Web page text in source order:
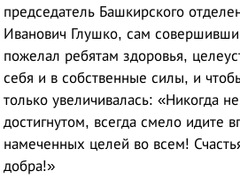
председатель Башкирского
Иванович Глушко, сам
пожелал ребятам здоровья,
себя и в собственные силы, и
только увеличивалась: «Никогда
достигнутом, всегда смело идите
намеченных целей во всем!
добра!»